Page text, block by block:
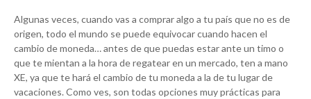
Algunas veces, cuando vas a comprar algo a tu país que no es de
origen, todo el mundo se puede equivocar cuando hacen el
cambio de moneda… antes de que puedas estar ante un timo o
que te mientan a la hora de regatear en un mercado, ten a mano
XE, ya que te hará el cambio de tu moneda a la de tu lugar de
vacaciones. Como ves, son todas opciones muy prácticas para